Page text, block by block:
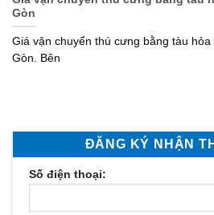
Gòn
Giá vận chuyển thú cưng bằng tàu
Gòn. Bên
ĐĂNG KÝ NHẬN
Số điện thoại: